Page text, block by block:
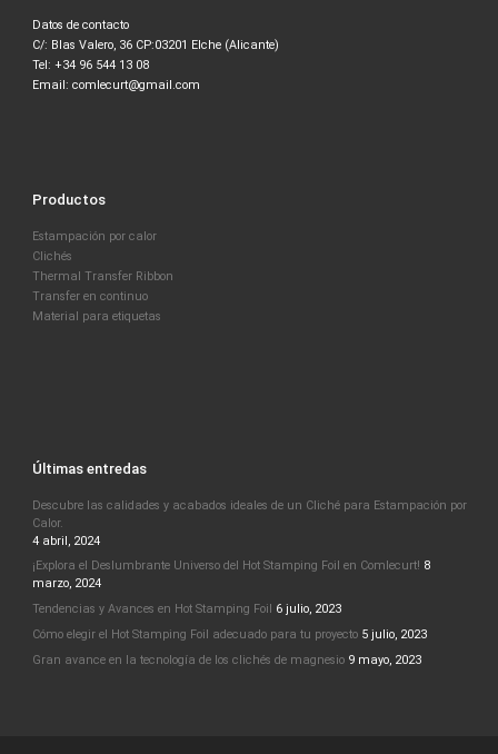
Datos de contacto
C/: Blas Valero, 36 CP:03201 Elche (Alicante)
Tel: +34 96 544 13 08
Email: comlecurt@gmail.com
Productos
Estampación por calor
Clichés
Thermal Transfer Ribbon
Transfer en continuo
Material para etiquetas
Últimas entredas
Descubre las calidades y acabados ideales de un Cliché para Estampación por
Calor.
4 abril, 2024
¡Explora el Deslumbrante Universo del Hot Stamping Foil en Comlecurt! 8
marzo, 2024
Tendencias y Avances en Hot Stamping Foil
6 julio, 2023
Cómo elegir el Hot Stamping Foil adecuado para tu proyecto 5 julio, 2023
Gran avance en la tecnología de los clichés de magnesio 9 mayo, 2023